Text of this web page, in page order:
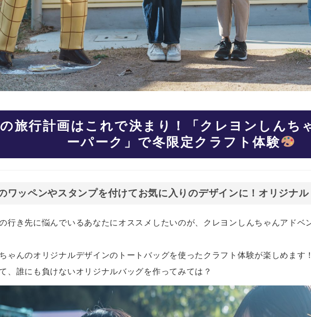
旅行計画はこれで決まり！「クレヨンしんち
ーパーク」で冬限定クラフト体験
ワッペンやスタンプを付けてお気に入りのデザインに！オリジナ
行き先に悩んでいるあなたにオススメしたいのが、クレヨンしんちゃんアドベ
ゃんのオリジナルデザインのトートバッグを使ったクラフト体験が楽しめます
、誰にも負けないオリジナルバッグを作ってみては？